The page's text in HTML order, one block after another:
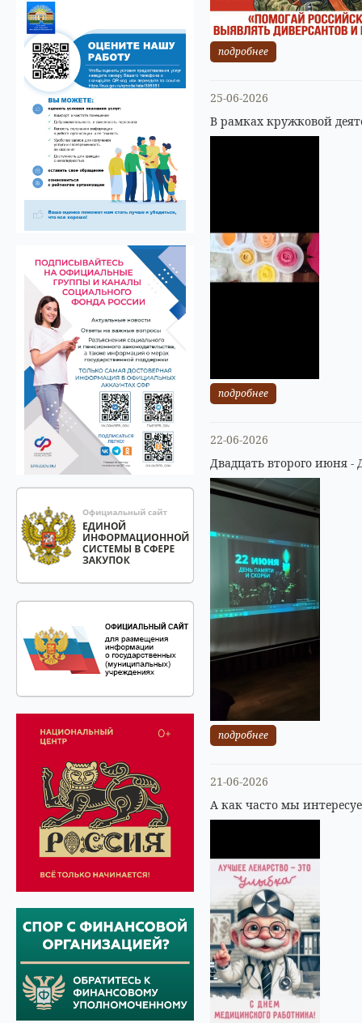
подробнее
25-06-2026
В рамках кружковой
подробнее
22-06-2026
Двадцать второго июня -
подробнее
21-06-2026
А как часто мы